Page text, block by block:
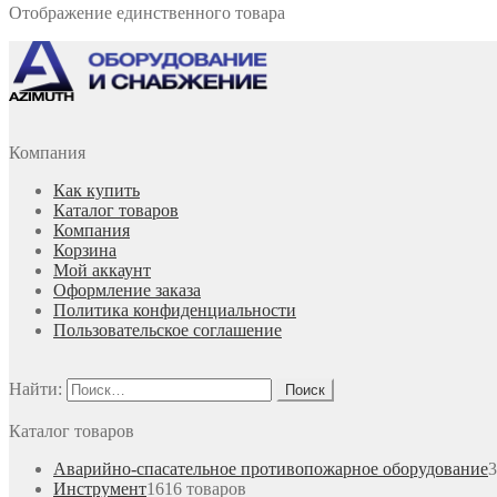
Отображение единственного товара
Компания
Как купить
Каталог товаров
Компания
Корзина
Мой аккаунт
Оформление заказа
Политика конфиденциальности
Пользовательское соглашение
Найти:
Каталог товаров
Аварийно-спасательное противопожарное оборудование3
Инструмент1616 товаров